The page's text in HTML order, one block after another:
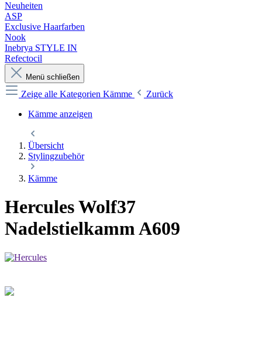
Neuheiten
ASP
Exclusive Haarfarben
Nook
Inebrya STYLE IN
Refectocil
Menü schließen
Zeige alle Kategorien Kämme
Zurück
Kämme anzeigen
Übersicht
Stylingzubehör
Kämme
Hercules Wolf37
Nadelstielkamm A609